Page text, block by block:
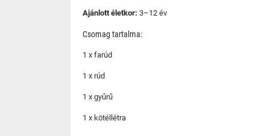
Ajánlott életkor: 3–12 év
Csomag tartalma:
1 x farúd
1 x rúd
1 x gyűrű
1 x kötéllétra